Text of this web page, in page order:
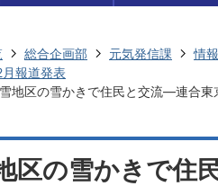
総合企画部 元気発信課 情
報道発表
地区の雪かきで住民と交流―連合
区の雪かきで住